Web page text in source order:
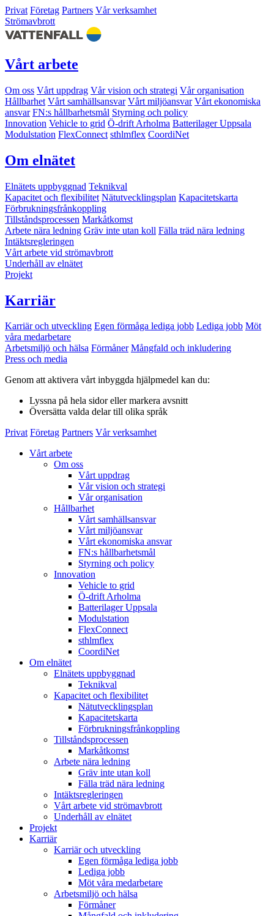
Privat Företag Partners Vår verksamhet
Strömavbrott
Vårt arbete
Om oss Vårt uppdrag Vår vision och strategi Vår organisation
Hållbarhet Vårt samhällsansvar Vårt miljöansvar Vårt ekonomiska
ansvar FN:s hållbarhetsmål Styrning och policy
Innovation Vehicle to grid Ö-drift Arholma Batterilager Uppsala
Modulstation FlexConnect sthlmflex CoordiNet
Om elnätet
Elnätets uppbyggnad Teknikval
Kapacitet och flexibilitet Nätutvecklingsplan Kapacitetskarta
Förbrukningsfrånkoppling
Tillståndsprocessen Markåtkomst
Arbete nära ledning Gräv inte utan koll Fälla träd nära ledning
Intäktsregleringen
Vårt arbete vid strömavbrott
Underhåll av elnätet
Projekt
Karriär
Karriär och utveckling Egen förmåga lediga jobb Lediga jobb Möt
våra medarbetare
Arbetsmiljö och hälsa Förmåner Mångfald och inkludering
Press och media
Genom att aktivera vårt inbyggda hjälpmedel kan du:
Lyssna på hela sidor eller markera avsnitt
Översätta valda delar till olika språk
Privat Företag Partners Vår verksamhet
Vårt arbete
Om oss
Vårt uppdrag
Vår vision och strategi
Vår organisation
Hållbarhet
Vårt samhällsansvar
Vårt miljöansvar
Vårt ekonomiska ansvar
FN:s hållbarhetsmål
Styrning och policy
Innovation
Vehicle to grid
Ö-drift Arholma
Batterilager Uppsala
Modulstation
FlexConnect
sthlmflex
CoordiNet
Om elnätet
Elnätets uppbyggnad
Teknikval
Kapacitet och flexibilitet
Nätutvecklingsplan
Kapacitetskarta
Förbrukningsfrånkoppling
Tillståndsprocessen
Markåtkomst
Arbete nära ledning
Gräv inte utan koll
Fälla träd nära ledning
Intäktsregleringen
Vårt arbete vid strömavbrott
Underhåll av elnätet
Projekt
Karriär
Karriär och utveckling
Egen förmåga lediga jobb
Lediga jobb
Möt våra medarbetare
Arbetsmiljö och hälsa
Förmåner